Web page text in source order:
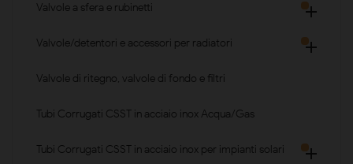
Valvole a sfera e rubinetti 
Valvole/detentori e accessori per radiatori 
Valvole di ritegno, valvole di fondo e filtri
Tubi Corrugati CSST in acciaio inox Acqua/Gas
Tubi Corrugati CSST in acciaio inox per impianti solari 